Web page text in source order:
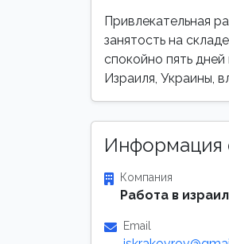
Привлекательная
занятость на
спокойно пять
Израиля, Украины,
Информация
Компания
Работа в
Email